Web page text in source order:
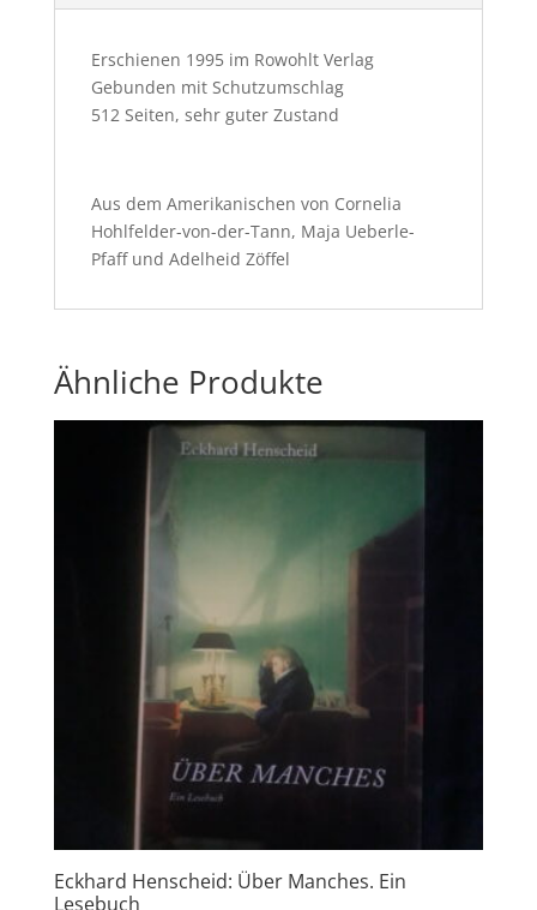
Erschienen 1995 im Rowohlt Verlag
Gebunden mit Schutzumschlag
512 Seiten, sehr guter Zustand
Aus dem Amerikanischen von Cornelia
Hohlfelder-von-der-Tann, Maja Ueberle-
Pfaff und Adelheid Zöffel
Ähnliche Produkte
Eckhard Henscheid: Über Manches. Ein
Lesebuch